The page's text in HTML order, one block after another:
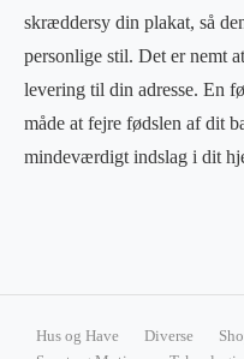
skræddersy din plakat, så
personlige stil. Det er nemt
levering til din adresse. En
måde at fejre fødslen af dit
mindeværdigt indslag i dit
Hus og Have Diverse